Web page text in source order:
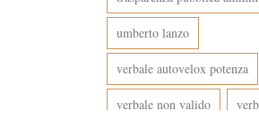
umberto lanzo
verbale autovelox potenza
verbale non valido